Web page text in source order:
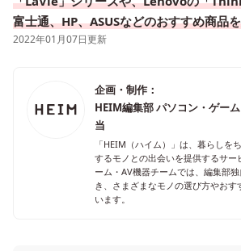
富士通、HP、ASUSなどのおすすめ商品
2022年01月07日更新
企画・制作：
HEIM編集部 パソコン・ゲー
当
「HEIM（ハイム）」は、暮らしを
するモノとの出会いを提供するサ
ーム・AV機器チームでは、編集部
き、さまざまなモノの選び方やおす
います。